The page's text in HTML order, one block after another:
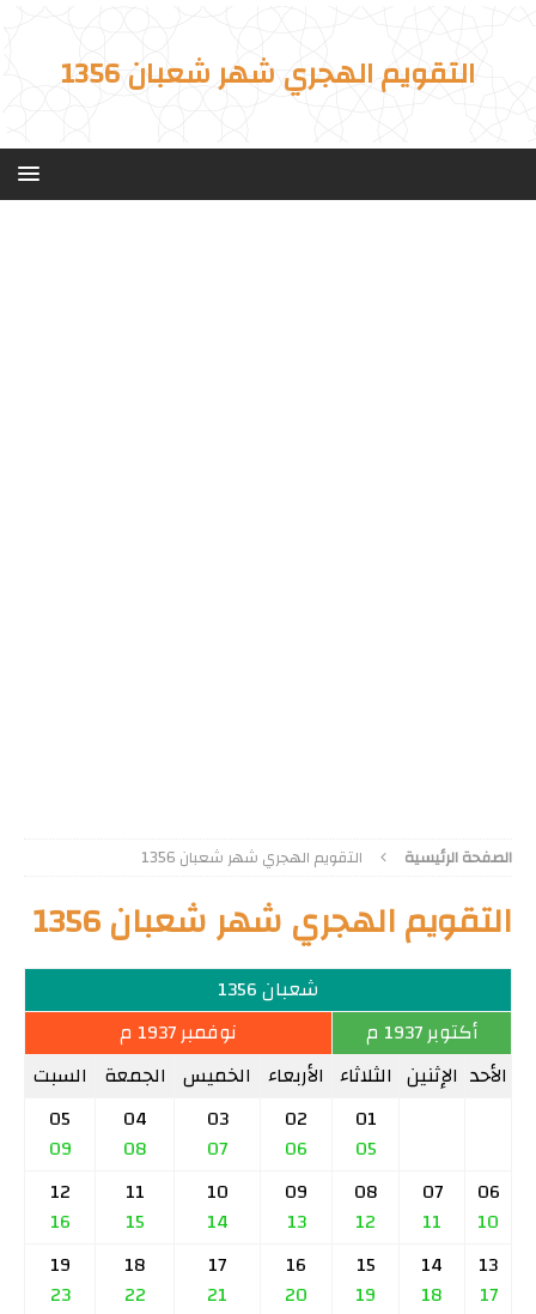
التقويم الهجري شهر شعبان 1356
الصفحة الرئيسية التقويم الهجري شهر شعبان 1356
التقويم الهجري شهر شعبان 1356
شعبان 1356
أكتوبر 1937 م
نوفمبر 1937 م
الأحد الإثنين الثلاثاء الأربعاء الخميس الجمعة السبت
01
05
02
06
03
07
04
08
05
09
06
10
07
11
08
12
09
13
10
14
11
15
12
16
13
17
14
18
15
19
16
20
17
21
18
22
19
23